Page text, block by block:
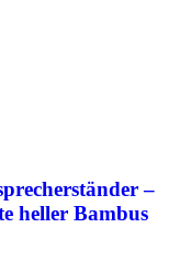
–
heller Bambus